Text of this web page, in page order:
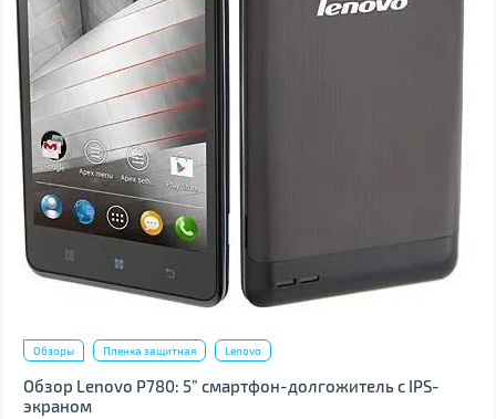
Обзоры Пленка защитная Lenovo
Обзор Lenovo P780: 5” смартфон-долгожитель с IPS-
экраном